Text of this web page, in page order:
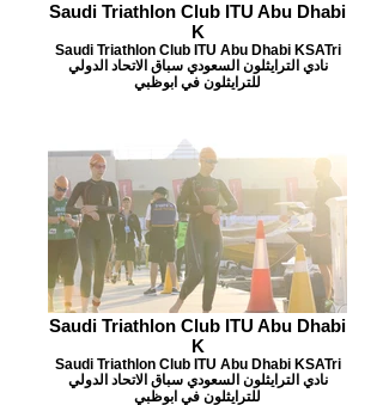
Saudi Triathlon Club ITU Abu Dhabi
K
Saudi Triathlon Club ITU Abu Dhabi KSATri
نادي الترايثلون السعودي سباق الاتحاد الدولي
للترايثلون في ابوظبي
Saudi Triathlon Club ITU Abu Dhabi
K
Saudi Triathlon Club ITU Abu Dhabi KSATri
نادي الترايثلون السعودي سباق الاتحاد الدولي
للترايثلون في ابوظبي